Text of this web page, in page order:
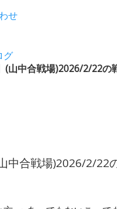
せ
グ
(山中合戦場)2026/2/22の
中合戦場)2026/2/22